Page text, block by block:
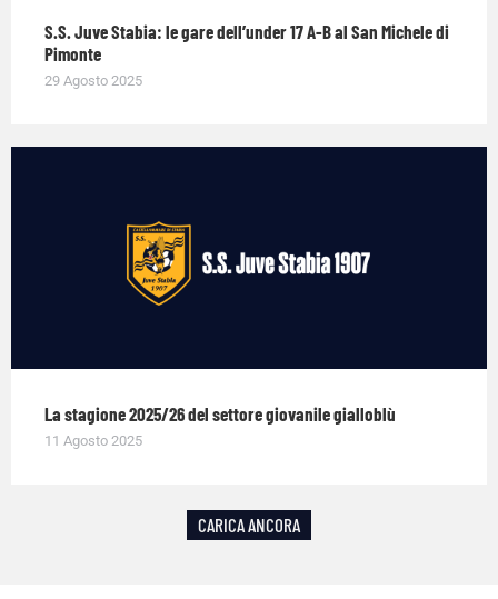
S.S. Juve Stabia: le gare dell’under 17 A-B al San Michele di
Pimonte
29 Agosto 2025
La stagione 2025/26 del settore giovanile gialloblù
11 Agosto 2025
CARICA ANCORA